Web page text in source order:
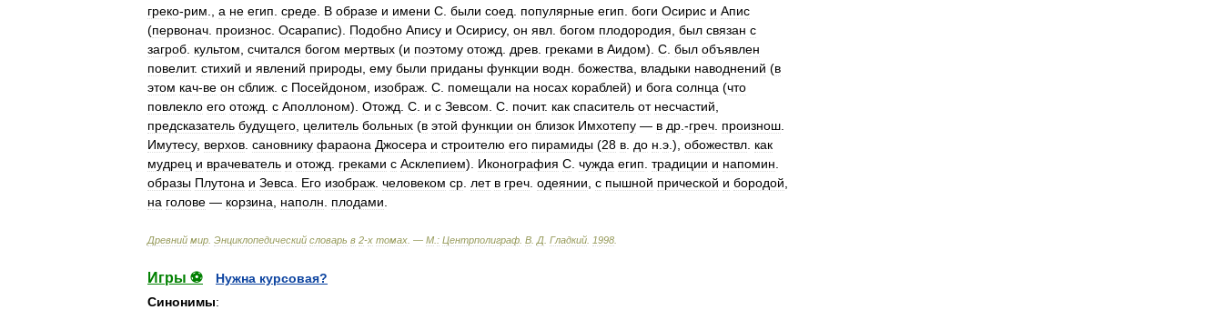
греко-рим а не егип среде В образе и имени С были соед популярные егип боги Осирис и Апис
(первонач произнос Осарапис). Подобно Апису и Осирису, он явл богом плодородия был связан с
загроб культом считался богом мертвых (и поэтому отожд древ греками в Аидом). С был объявлен
повелит. стихий и явлений природы ему были приданы функции водн божества владыки наводнений (в
этом кач-ве он сближ с Посейдоном изображ С помещали на носах кораблей) и бога солнца (что
повлекло его отожд с Аполлоном). Отожд С и с Зевсом С почит. как спаситель от несчастий
предсказатель будущего целитель больных (в этой функции он близок Имхотепу — в др .-греч произнош
Имутесу, верхов сановнику фараона Джосера и строителю его пирамиды (28 в до н э .), обожествл как
мудрец и врачеватель и отожд греками с Асклепием). Иконография С чужда егип традиции и напомин
образы Плутона и Зевса Его изображ человеком ср лет в греч одеянии с пышной прической и бородой
на голове — корзина наполн плодами
Древний мир Энциклопедический словарь в 2-х томах . — М : Центрполиграф В Д Гладкий 1998
Игры ⚽
Нужна курсовая?
Синонимы: